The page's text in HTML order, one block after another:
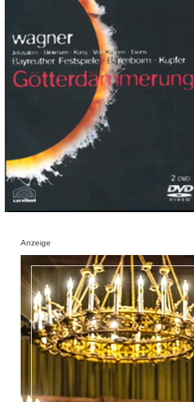
Anzeige